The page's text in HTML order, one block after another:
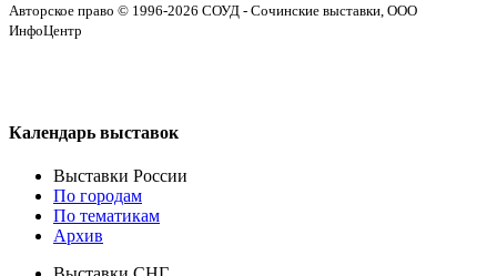
Авторское право © 1996-2026 СОУД - Сочинские выставки, ООО
ИнфоЦентр
Календарь выставок
Выставки России
По городам
По тематикам
Архив